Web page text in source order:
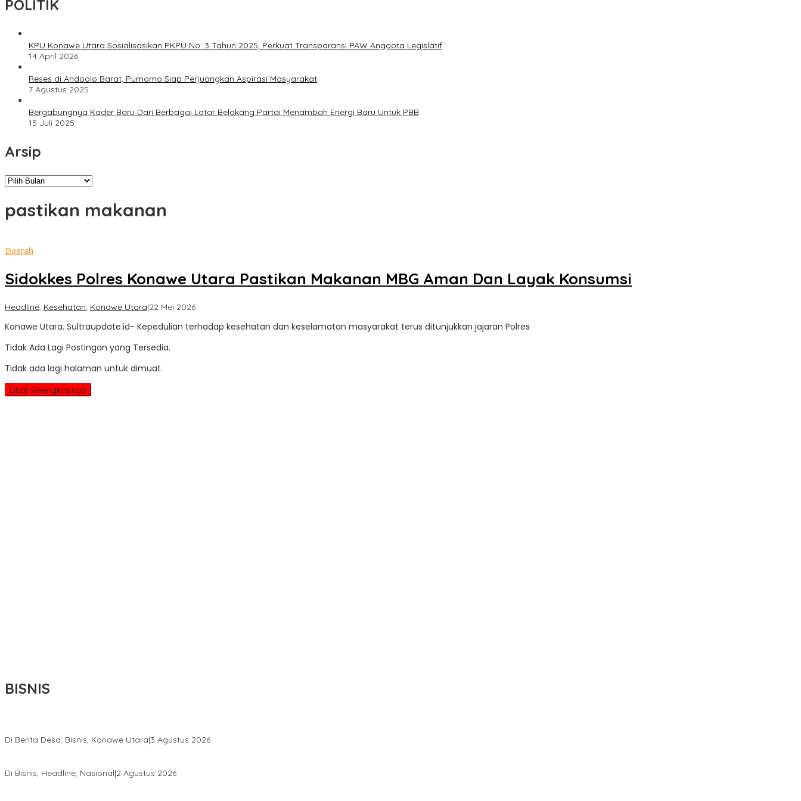
POLITIK
KPU Konawe Utara Sosialisasikan PKPU No. 3 Tahun 2025, Perkuat Transparansi PAW Anggota Legislatif
14 April 2026
Reses di Andoolo Barat, Purnomo Siap Perjuangkan Aspirasi Masyarakat
7 Agustus 2025
Bergabungnya Kader Baru Dari Berbagai Latar Belakang Partai Menambah Energi Baru Untuk PBB
15 Juli 2025
Arsip
Arsip
pastikan makanan
Daerah
Sidokkes Polres Konawe Utara Pastikan Makanan MBG Aman Dan Layak Konsumsi
Headline, Kesehatan, Konawe Utara|22 Mei 2026oleh
Update
Konawe Utara. Sultraupdate.id- Kepedulian terhadap kesehatan dan keselamatan masyarakat terus ditunjukkan jajaran Polres
Tidak Ada Lagi Postingan yang Tersedia.
Tidak ada lagi halaman untuk dimuat.
Lihat Selengkapnya
BISNIS
Di Berita Desa, Bisnis, Konawe Utara|3 Agustus 2026
Di Bisnis, Headline, Nasional|2 Agustus 2026